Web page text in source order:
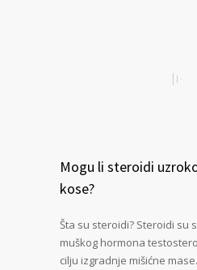
Mogu li steroidi
kose?
Šta su steroidi? Steroidi su
muškog hormona
cilju izgradnje mišićne